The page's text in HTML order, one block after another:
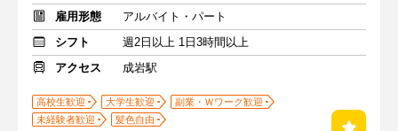
雇用形態
アルバイト・パート
シフト
週2日以上 1日3時間以上
アクセス
成岩駅
高校生歓迎 大学生歓迎
副業・Ｗワーク歓迎
未経験者歓迎
髪色自由